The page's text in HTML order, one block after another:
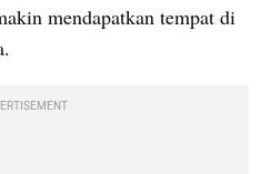
mendapatkan tempat di